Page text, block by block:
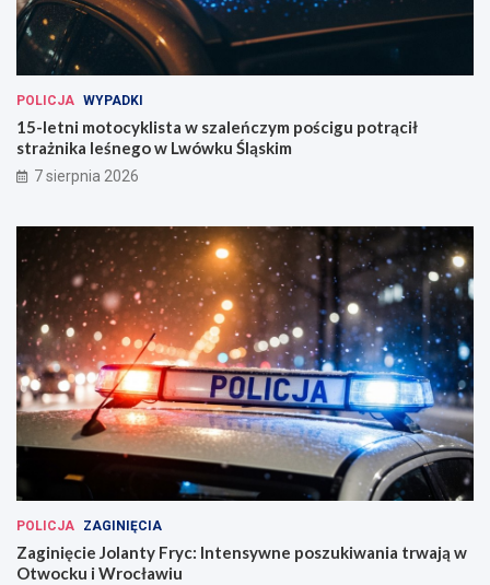
POLICJA WYPADKI
15-letni motocyklista w szaleńczym pościgu potrącił
strażnika leśnego w Lwówku Śląskim
7 sierpnia 2026
POLICJA ZAGINIĘCIA
Zaginięcie Jolanty Fryc: Intensywne poszukiwania trwają w
Otwocku i Wrocławiu